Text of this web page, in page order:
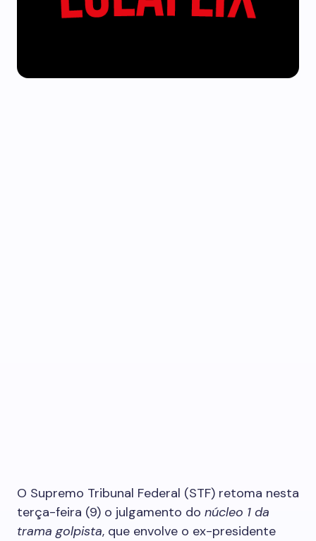
O Supremo Tribunal Federal (STF) retoma nesta
terça-feira (9) o julgamento do núcleo 1 da
trama golpista, que envolve o ex-presidente